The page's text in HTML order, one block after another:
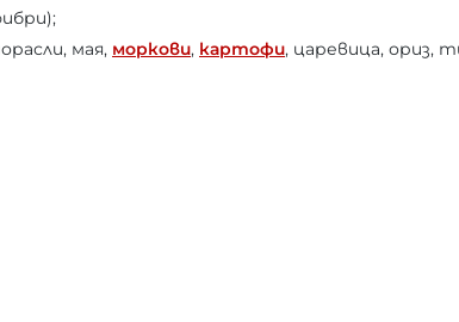
мая, моркови, картофи, царевица, ориз,